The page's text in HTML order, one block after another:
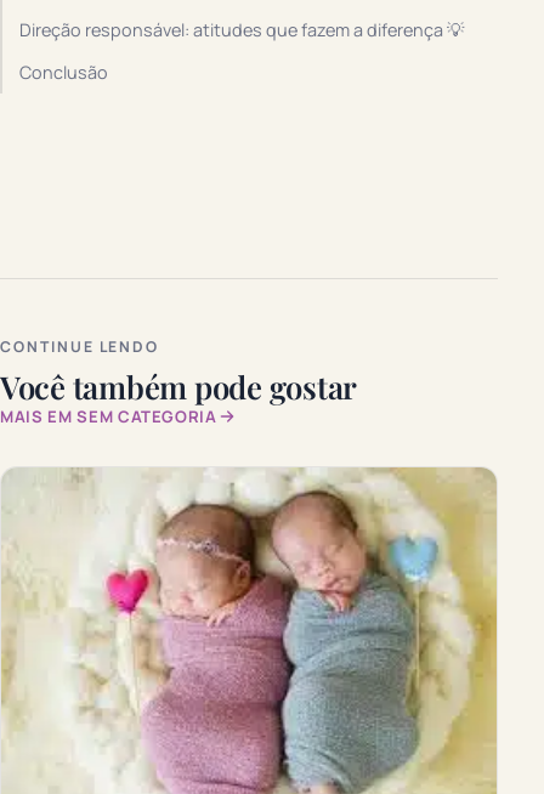
Direção responsável: atitudes que fazem a diferença 💡
Conclusão
CONTINUE LENDO
Você também pode gostar
MAIS EM SEM CATEGORIA